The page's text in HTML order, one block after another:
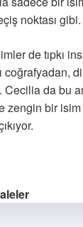
noktası gibi.
de tıpkı
coğrafyadan,
Cecilia da bu
zengin bir